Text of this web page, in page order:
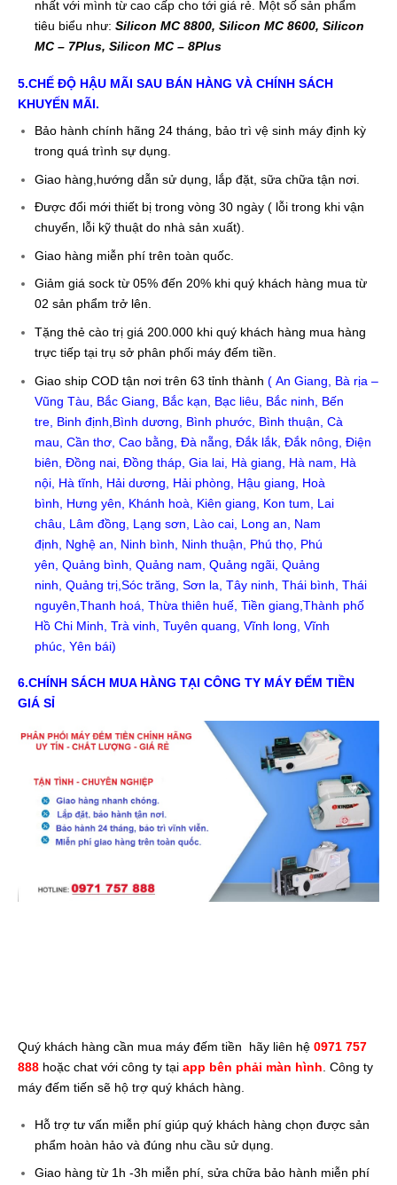
nhất với mình từ cao cấp cho tới giá rẻ. Một số sản phẩm
tiêu biểu như: Silicon MC 8800, Silicon MC 8600, Silicon
MC – 7Plus, Silicon MC – 8Plus
5.CHẾ ĐỘ HẬU MÃI SAU BÁN HÀNG VÀ CHÍNH SÁCH
KHUYẾN MÃI.
Bảo hành chính hãng 24 tháng, bảo trì vệ sinh máy định kỳ
trong quá trình sự dụng.
Giao hàng,hướng dẫn sử dụng, lắp đặt, sữa chữa tận nơi.
Được đổi mới thiết bị trong vòng 30 ngày ( lỗi trong khi vận
chuyển, lỗi kỹ thuật do nhà sản xuất).
Giao hàng miễn phí trên toàn quốc.
Giảm giá sock từ 05% đến 20% khi quý khách hàng mua từ
02 sản phẩm trở lên.
Tặng thẻ cào trị giá 200.000 khi quý khách hàng mua hàng
trực tiếp tại trụ sở phân phối máy đếm tiền.
Giao ship COD tận nơi trên 63 tỉnh thành ( An Giang
Bà rịa –
Vũng Tàu
Bắc Giang Bắc kạn Bạc liêu Bắc ninh
Bến
tre, Binh định Bình dương Bình phước, Bình thuận, Cà
mau Cần thơ, Cao bằng Đà nẵng Đắk lắk, Đắk nông Điện
biên Đồng nai, Đồng tháp, Gia lai, Hà giang Hà nam
Hà
nội, Hà tĩnh Hải dương Hải phòng Hậu giang
Hoà
bình
Hưng yên Khánh hoà Kiên giang Kon tum
Lai
châu
Lâm đồng Lạng sơn Lào cai, Long an
Nam
định
Nghệ an Ninh bình Ninh thuận Phú thọ, Phú
yên Quảng bình Quảng nam Quảng ngãi, Quảng
ninh Quảng trị, Sóc trăng Sơn la, Tây ninh Thái bình Thái
nguyên Thanh hoá Thừa thiên huế, Tiền giang, Thành phố
Hồ Chi Minh Trà vinh Tuyên quang Vĩnh long Vĩnh
phúc, Yên bái)
6.CHÍNH SÁCH MUA HÀNG TẠI CÔNG TY MÁY ĐẾM TIỀN
GIÁ SỈ
Quý khách hàng cần mua máy đếm tiền hãy liên hệ 0971 757
888 hoặc chat với công ty tại app bên phải màn hình . Công ty
máy đếm tiến sẽ hộ trợ quý khách hàng.
Hỗ trợ tư vấn miễn phí giúp quý khách hàng chọn được sản
phẩm hoàn hảo và đúng nhu cầu sử dụng.
Giao hàng từ 1h -3h miễn phí, sửa chữa bảo hành miễn phí